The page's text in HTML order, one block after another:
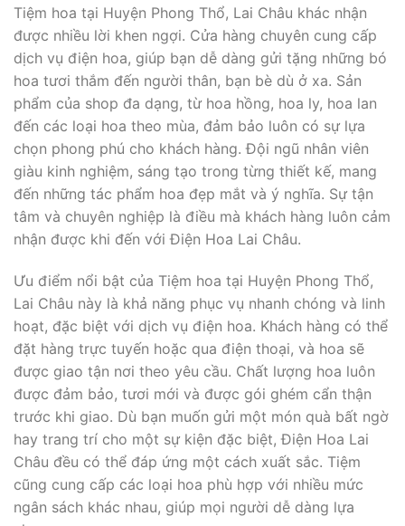
Tiệm hoa tại Huyện Phong Thổ, Lai Châu khác nhận
được nhiều lời khen ngợi. Cửa hàng chuyên cung cấp
dịch vụ điện hoa, giúp bạn dễ dàng gửi tặng những bó
hoa tươi thắm đến người thân, bạn bè dù ở xa. Sản
phẩm của shop đa dạng, từ hoa hồng, hoa ly, hoa lan
đến các loại hoa theo mùa, đảm bảo luôn có sự lựa
chọn phong phú cho khách hàng. Đội ngũ nhân viên
giàu kinh nghiệm, sáng tạo trong từng thiết kế, mang
đến những tác phẩm hoa đẹp mắt và ý nghĩa. Sự tận
tâm và chuyên nghiệp là điều mà khách hàng luôn cảm
nhận được khi đến với Điện Hoa Lai Châu.
Ưu điểm nổi bật của Tiệm hoa tại Huyện Phong Thổ,
Lai Châu này là khả năng phục vụ nhanh chóng và linh
hoạt, đặc biệt với dịch vụ điện hoa. Khách hàng có thể
đặt hàng trực tuyến hoặc qua điện thoại, và hoa sẽ
được giao tận nơi theo yêu cầu. Chất lượng hoa luôn
được đảm bảo, tươi mới và được gói ghém cẩn thận
trước khi giao. Dù bạn muốn gửi một món quà bất ngờ
hay trang trí cho một sự kiện đặc biệt, Điện Hoa Lai
Châu đều có thể đáp ứng một cách xuất sắc. Tiệm
cũng cung cấp các loại hoa phù hợp với nhiều mức
ngân sách khác nhau, giúp mọi người dễ dàng lựa